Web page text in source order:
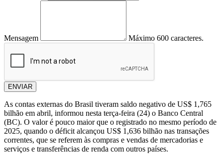
Mensagem Máximo 600 caracteres.
ENVIAR
As contas externas do Brasil tiveram saldo negativo de US$ 1,765
bilhão em abril, informou nesta terça-feira (24) o Banco Central
(BC). O valor é pouco maior que o registrado no mesmo período de
2025, quando o déficit alcançou US$ 1,636 bilhão nas transações
correntes, que se referem às compras e vendas de mercadorias e
serviços e transferências de renda com outros países.